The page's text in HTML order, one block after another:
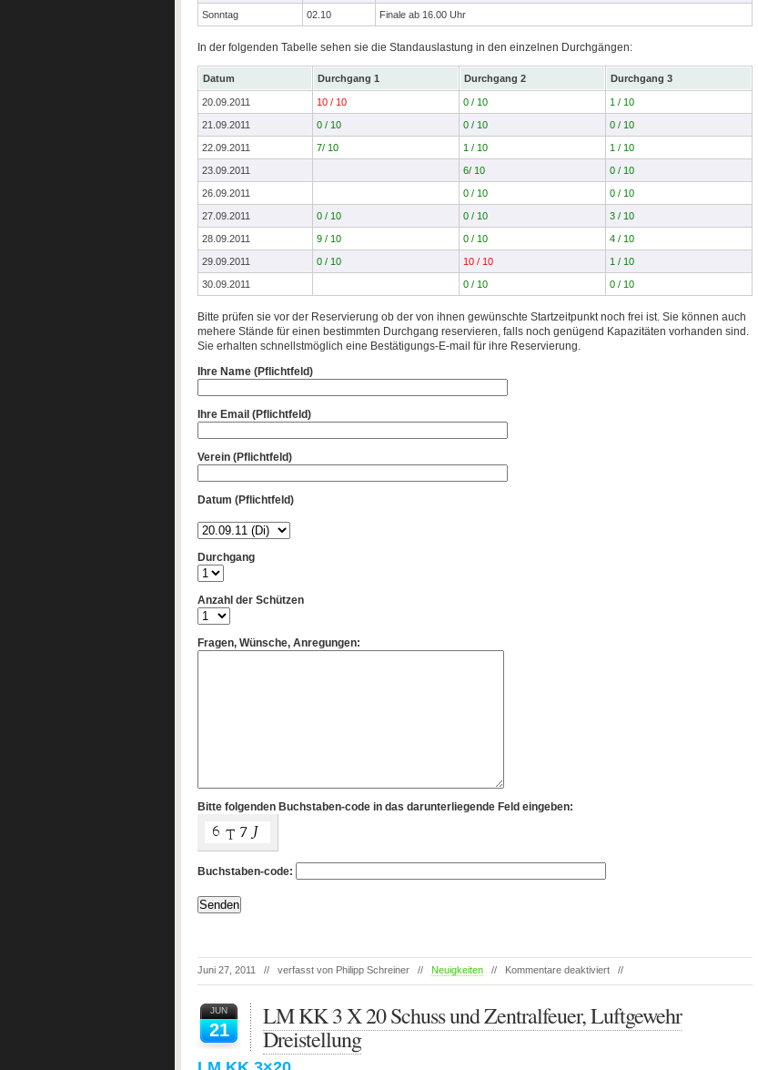
Sonntag 02.10 Finale ab 16.00 Uhr
In der folgenden Tabelle sehen sie die Standauslastung in den einzelnen Durchgängen:
Datum Durchgang 1 Durchgang 2 Durchgang 3
20.09.2011 10 / 10 0 / 10 1 / 10
21.09.2011 0 / 10 0 / 10 0 / 10
22.09.2011 7/ 10 1 / 10 1 / 10
23.09.2011 6/ 10 0 / 10
26.09.2011 0 / 10 0 / 10
27.09.2011 0 / 10 0 / 10 3 / 10
28.09.2011 9 / 10 0 / 10 4 / 10
29.09.2011 0 / 10 10 / 10 1 / 10
30.09.2011 0 / 10 0 / 10
Bitte prüfen sie vor der Reservierung ob der von ihnen gewünschte Startzeitpunkt noch frei ist. Sie können auch
mehere Stände für einen bestimmten Durchgang reservieren, falls noch genügend Kapazitäten vorhanden sind.
Sie erhalten schnellstmöglich eine Bestätigungs-E-mail für ihre Reservierung.
Ihre Name (Pflichtfeld)
Ihre Email (Pflichtfeld)
Verein (Pflichtfeld)
Datum (Pflichtfeld)
Durchgang
Anzahl der Schützen
Fragen, Wünsche, Anregungen:
Bitte folgenden Buchstaben-code in das darunterliegende Feld eingeben:
Buchstaben-code:
Juni 27, 2011 // verfasst von Philipp Schreiner // Neuigkeiten // Kommentare deaktiviert //
JUN
21
LM KK 3 X 20 Schuss und Zentralfeuer, Luftgewehr
Dreistellung